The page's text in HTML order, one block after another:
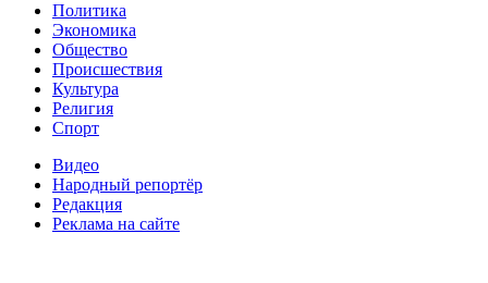
Политика
Экономика
Общество
Происшествия
Культура
Религия
Спорт
Видео
Народный репортёр
Редакция
Реклама на сайте